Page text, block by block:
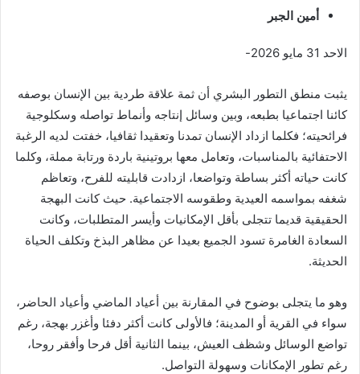
أمين الجبر
الاحد 31 مايو 2026-
يثبت منطق التطور البشري أن ثمة علاقة طردية بين الإنسان بوصفه
كائنا اجتماعيا بطبعه، وبين وسائل إنتاجه وأنماط تواصله وسكلوجية
فرائحيته؛ فكلما ازداد الإنسان تمدنا وتعقيدا ثقافيا، خفتت لديه الرغبة
الاحتفائية بالمناسبات، وتعامل معها بروتينية باردة ورتابة مملة، وكلما
كانت حياته أكثر بساطة وتواضعا، ازدادت قابليته للفرح، وتعاظم
شغفه بمواسمه العيدية وطقوسه الاجتماعية. حيث كانت البهجة
الحقيقية قديما تتجلى بأقل الإمكانيات وأيسر المتطلبات، وكانت
السعادة الغامرة تسود الجميع بعيدا عن مظاهر البذخ وتكلف الحياة
الحديثة.
وهو ما يتجلى بوضوح في المقارنة بين أعياد الماضي وأعياد الحاضر،
سواء في القرية أو المدينة؛ فالأولى كانت أكثر دفئا وأغزر بهجة، رغم
تواضع الوسائل وشظف العيش، بينما الثانية أقل فرحا وأفقر روحا،
رغم تطور الإمكانات وسهولة التواصل.